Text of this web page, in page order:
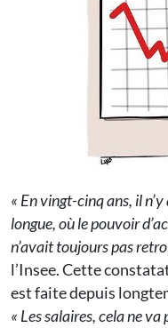
« En vingt-cinq ans, il
longue, où le pouvoir
n’avait toujours pas
l’Insee. Cette
est faite depuis
« Les salaires, cela ne va